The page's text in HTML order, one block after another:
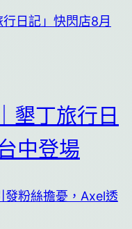
墾丁旅行日
中登場